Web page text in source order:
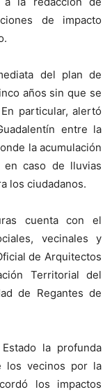
de impacto
del plan de
años sin que se
particular, alertó
entre la
la acumulación
caso de lluvias
los ciudadanos.
cuenta con el
vecinales y
de Arquitectos
Territorial del
de Regantes de
la profunda
los vecinos por la
los impactos